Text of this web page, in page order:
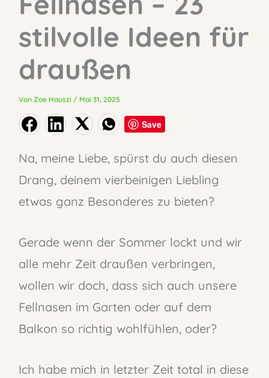
stilvolle Ideen für
draußen
Von Zoe Hauszi / Mai 31, 2025
Save
Na, meine Liebe, spürst du auch diesen
Drang, deinem vierbeinigen Liebling
etwas ganz Besonderes zu bieten?
Gerade wenn der Sommer lockt und wir
alle mehr Zeit draußen verbringen,
wollen wir doch, dass sich auch unsere
Fellnasen im Garten oder auf dem
Balkon so richtig wohlfühlen, oder?
Ich habe mich in letzter Zeit total in diese